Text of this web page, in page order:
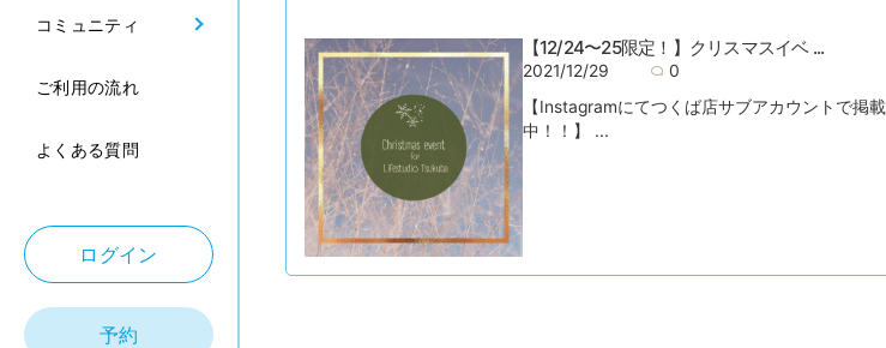
コミュニティ
ご利用の流れ
よくある質問
ログイン
予約
【12/24〜25限定！】クリスマスイベ ...
2021/12/29
0
【Instagramにてつくば店サブアカウントで掲載
中！！】 ...